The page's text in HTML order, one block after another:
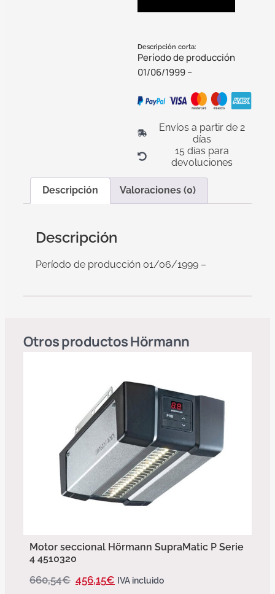
Descripción corta:
Período de producción
01/06/1999 –
Envíos a partir de 2
días
15 días para
devoluciones
Descripción Valoraciones (0)
Descripción
Período de producción 01/06/1999 –
Otros productosHörmann
Motor seccional Hörmann SupraMatic P Serie
4 4510320
660,54€ 456,15€ IVA incluido